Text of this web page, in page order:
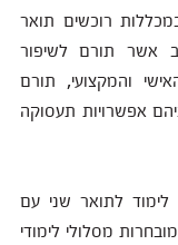
רוכשים תואר
אשר תורם לשיפור
והמקצועי, תורם
אפשרויות תעסוקה
לתואר שני עם
מסלולי לימודי